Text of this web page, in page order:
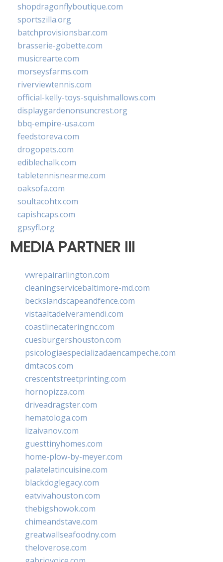
shopdragonflyboutique.com
sportszilla.org
batchprovisionsbar.com
brasserie-gobette.com
musicrearte.com
morseysfarms.com
riverviewtennis.com
official-kelly-toys-squishmallows.com
displaygardenonsuncrest.org
bbq-empire-usa.com
feedstoreva.com
drogopets.com
ediblechalk.com
tabletennisnearme.com
oaksofa.com
soultacohtx.com
capishcaps.com
gpsyfl.org
MEDIA PARTNER III
vwrepairarlington.com
cleaningservicebaltimore-md.com
beckslandscapeandfence.com
vistaaltadelveramendi.com
coastlinecateringnc.com
cuesburgershouston.com
psicologiaespecializadaencampeche.com
dmtacos.com
crescentstreetprinting.com
hornopizza.com
driveadragster.com
hematologa.com
lizaivanov.com
guesttinyhomes.com
home-plow-by-meyer.com
palatelatincuisine.com
blackdoglegacy.com
eatvivahouston.com
thebigshowok.com
chimeandstave.com
greatwallseafoodny.com
theloverose.com